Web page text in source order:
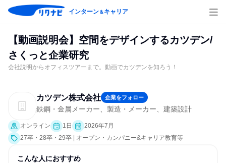
インターン＆キャリア
【動画説明会】空間をデザインするカツデン/
さくっと企業研究
会社説明からオフィスツアーまで。動画でカツデンを知ろう！
カツデン株式会社 企業をフォロー
鉄鋼・金属メーカー、製造・メーカー、建築設計
オンライン 1日
2026年7月
27卒・28卒・29卒 | オープン・カンパニー&キャリア教育等
こんな人におすすめ